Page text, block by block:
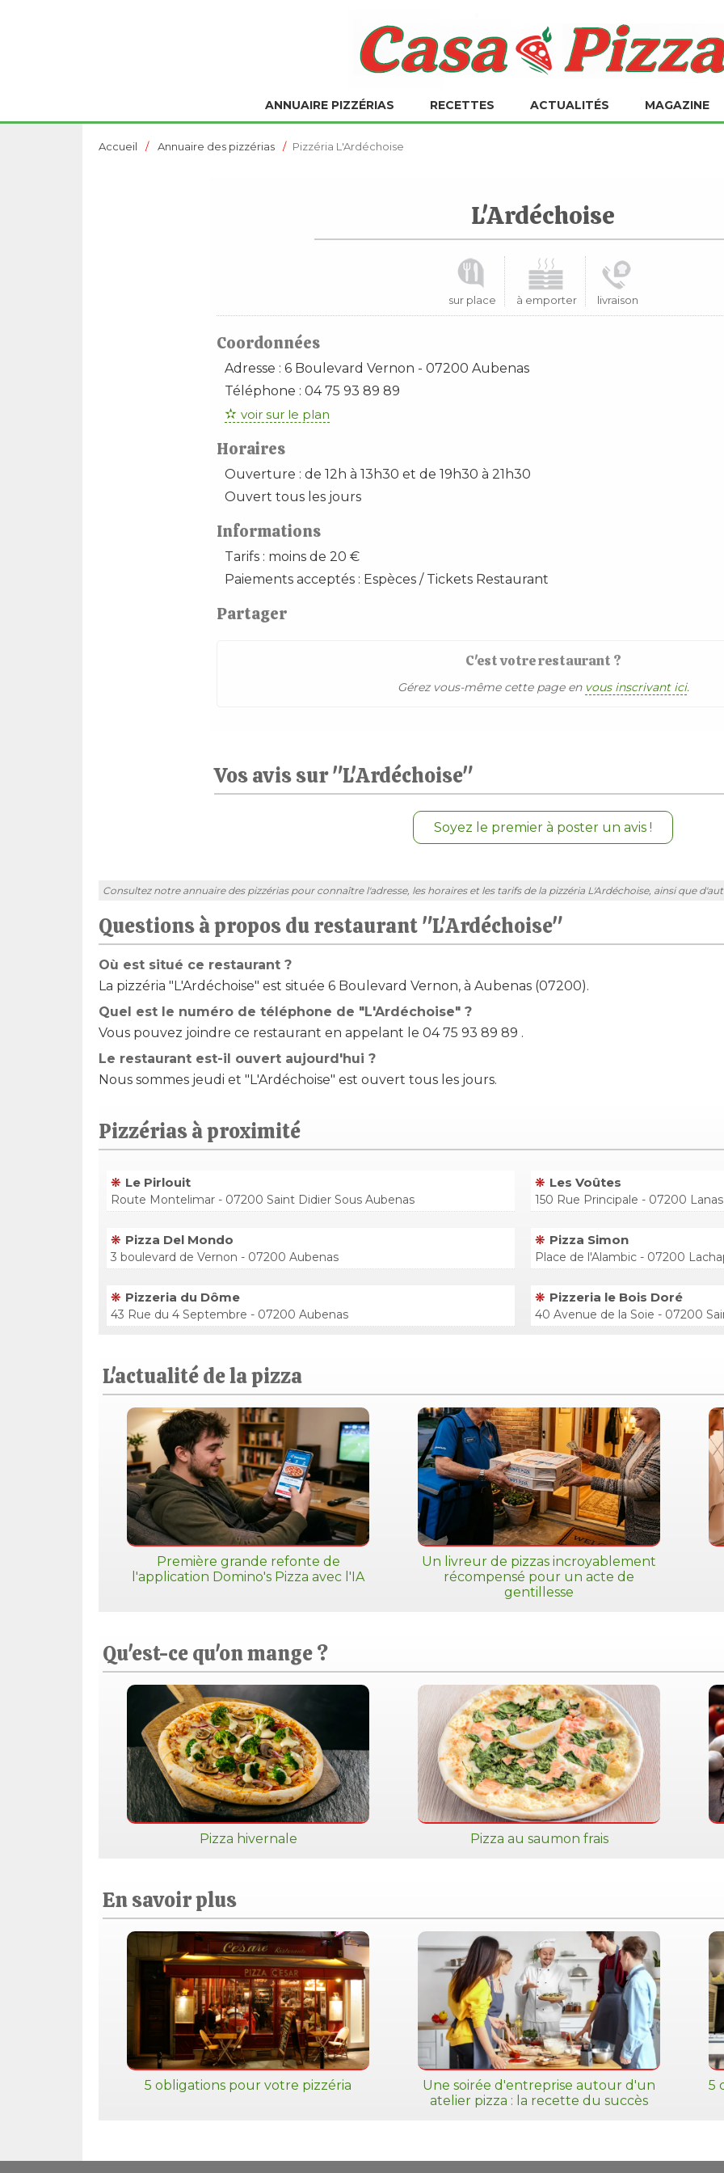
ANNUAIRE PIZZÉRIAS RECETTES ACTUALITÉS MAGAZINE
Accueil Annuaire des pizzérias Pizzéria L'Ardéchoise
L'Ardéchoise
sur place à emporter livraison
Coordonnées
Adresse : 6 Boulevard Vernon - 07200 Aubenas
Téléphone : 04 75 93 89 89
voir sur le plan
Horaires
Ouverture : de 12h à 13h30 et de 19h30 à 21h30
Ouvert tous les jours
Informations
Tarifs : moins de 20 €
Paiements acceptés : Espèces / Tickets Restaurant
Partager
C'est votre restaurant ?
Gérez vous-même cette page en vous inscrivant ici.
Vos avis sur "L'Ardéchoise"
Soyez le premier à poster un avis !
Consultez notre annuaire des pizzérias pour connaître l'adresse, les horaires et les tarifs de la pizzéria L'Ardéchoise, ainsi que
Questions à propos du restaurant "L'Ardéchoise"
Où est situé ce restaurant ?
La pizzéria "L'Ardéchoise" est située 6 Boulevard Vernon, à Aubenas (07200).
Quel est le numéro de téléphone de "L'Ardéchoise" ?
Vous pouvez joindre ce restaurant en appelant le 04 75 93 89 89 .
Le restaurant est-il ouvert aujourd'hui ?
Nous sommes jeudi et "L'Ardéchoise" est ouvert tous les jours.
Pizzérias à proximité
Le Pirlouit
Route Montelimar - 07200 Saint Didier Sous Aubenas
Les Voûtes
150 Rue Principale - 07200 Lanas
Pizza Del Mondo
3 boulevard de Vernon - 07200 Aubenas
Pizza Simon
Place de l'Alambic - 07200
Pizzeria du Dôme
43 Rue du 4 Septembre - 07200 Aubenas
Pizzeria le Bois Doré
40 Avenue de la Soie - 07200
L'actualité de la pizza
Première grande refonte de
l'application Domino's Pizza avec l'IA
Un livreur de pizzas incroyablement
récompensé pour un acte de
gentillesse
Qu'est-ce qu'on mange ?
Pizza hivernale Pizza au saumon frais
En savoir plus
5 obligations pour votre pizzéria
Une soirée d'entreprise autour d'un
atelier pizza : la recette du succès
5